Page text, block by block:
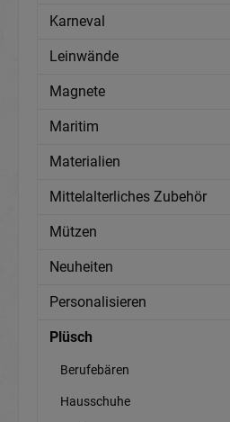
Karneval
Leinwände
Magnete
Maritim
Materialien
Mittelalterliches Zubehör
Mützen
Neuheiten
Personalisieren
Plüsch
Berufebären
Hausschuhe